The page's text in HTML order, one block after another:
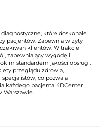
które doskonale
pacjentów. Zapewnia wizyty
klientów. W trakcie
zapewniający wygodę i
standardem jakości obsługi.
przeglądu zdrowia,
co pozwala
każdego pacjenta. 4DCenter
Warszawie.